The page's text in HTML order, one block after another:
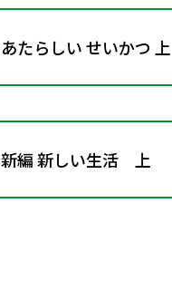
あたらしい せいかつ 上
新編 新しい生活 上